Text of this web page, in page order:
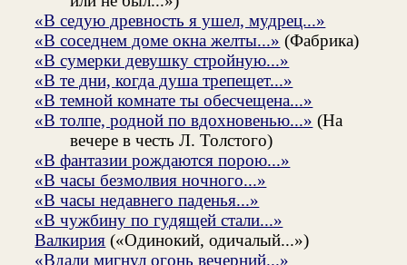
«В седую древность я ушел, мудрец...»
«В соседнем доме окна желты...» (Фабрика)
«В сумерки девушку стройную...»
«В те дни, когда душа трепещет...»
«В темной комнате ты обесчещена...»
«В толпе, родной по вдохновенью...» (На
вечере в честь Л. Толстого)
«В фантазии рождаются порою...»
«В часы безмолвия ночного...»
«В часы недавнего паденья...»
«В чужбину по гудящей стали...»
Валкирия («Одинокий, одичалый...»)
«Вдали мигнул огонь вечерний...»